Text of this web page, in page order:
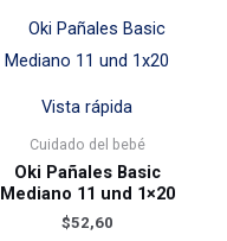
Vista rápida
Cuidado del bebé
Oki Pañales Basic
Mediano 11 und 1×20
$52,60